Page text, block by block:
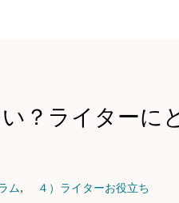
？ライターに
ム, ４）ライターお役立ち